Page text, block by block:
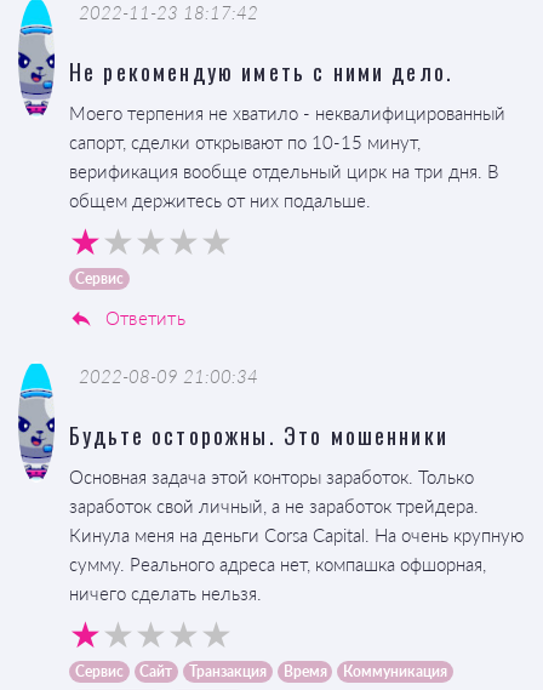
2022-11-23 18:17:42
Не рекомендую иметь с ними дело.
Моего терпения не хватило - неквалифицированный
сапорт, сделки открывают по 10-15 минут,
верификация вообще отдельный цирк на три дня. В
общем держитесь от них подальше.
Сервис
Ответить
2022-08-09 21:00:34
Будьте осторожны. Это мошенники
Основная задача этой конторы заработок. Только
заработок свой личный, а не заработок трейдера.
Кинула меня на деньги Corsa Capital. На очень крупную
сумму. Реального адреса нет, компашка офшорная,
ничего сделать нельзя.
Сервис Сайт Транзакция Время
Коммуникация